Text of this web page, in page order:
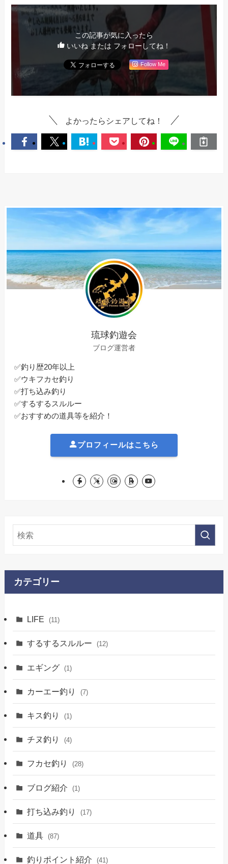
この記事が気に入ったら
いいね または フォローしてね！
Follow Me
よかったらシェアしてね！
琉球釣遊会
ブログ運営者
✅釣り歴20年以上
✅ウキフカセ釣り
✅打ち込み釣り
✅するするスルルー
✅おすすめの道具等を紹介！
プロフィールはこちら
カテゴリー
LIFE (11)
するするスルルー (12)
エギング (1)
カーエー釣り (7)
キス釣り (1)
チヌ釣り (4)
フカセ釣り (28)
ブログ紹介 (1)
打ち込み釣り (17)
道具 (87)
釣りポイント紹介 (41)